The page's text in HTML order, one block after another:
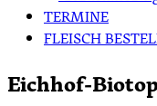
TERMINE
FLEISCH
Eichhof-